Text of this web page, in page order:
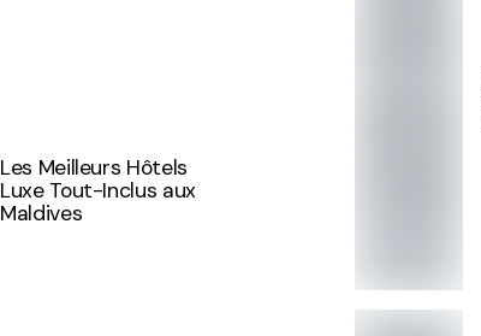
Les Meilleurs Hôtels
Luxe Tout-Inclus aux
Maldives